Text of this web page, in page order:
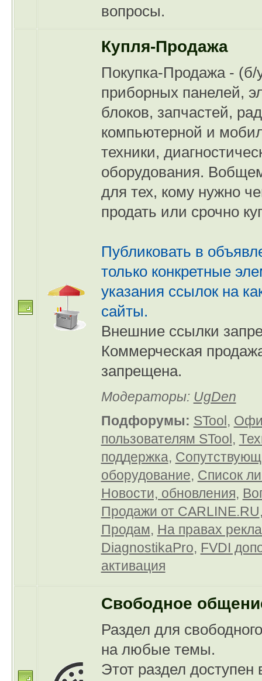
вопросы.
Купля-Продажа
Покупка-Продажа - (б/
приборных панелей,
блоков, запчастей,
компьютерной и
техники,
оборудования.
для тех, кому нужно
продать или срочно
Публиковать в
только конкретные
указания ссылок на
сайты.
Внешние ссылки
Коммерческая
запрещена.
Модераторы: UgDen
Подфорумы: STool,
пользователям STool,
поддержка,
оборудование, Список
Новости, обновления,
Продажи от CARLINE.RU
Продам, На правах
DiagnostikaPro, FVDI
активация
Свободное
Раздел для
на любые темы.
Этот раздел доступен